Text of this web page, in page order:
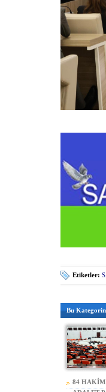
Etiketler:
Bu
84 HAKİM